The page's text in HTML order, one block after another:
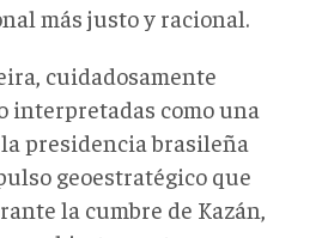
más justo y racional.
cuidadosamente
interpretadas como una
presidencia brasileña
geoestratégico que
la cumbre de Kazán,